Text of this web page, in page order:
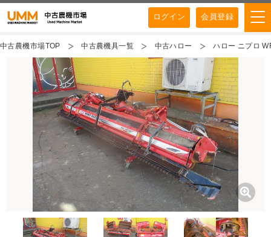
ログイン 会員登録
中古農機市場TOP 中古農機具一覧 中古ハロー ハロー ニプロ